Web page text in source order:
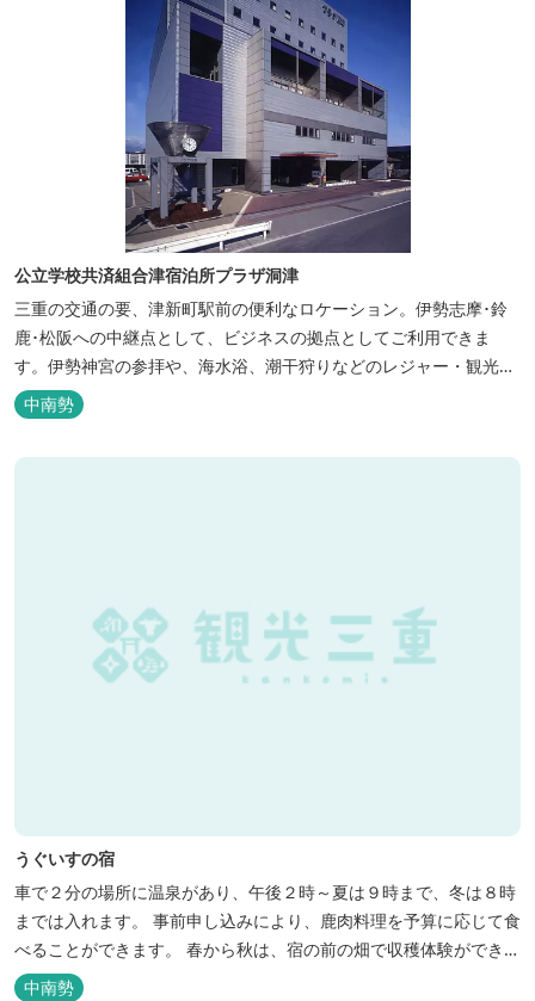
公立学校共済組合津宿泊所プラザ洞津
三重の交通の要、津新町駅前の便利なロケーション。伊勢志摩･鈴
鹿･松阪への中継点として、ビジネスの拠点としてご利用できま
す。伊勢神宮の参拝や、海水浴、潮干狩りなどのレジャー・観光に
も最適です。
中南勢
うぐいすの宿
車で２分の場所に温泉があり、午後２時～夏は９時まで、冬は８時
までは入れます。 事前申し込みにより、鹿肉料理を予算に応じて食
べることができます。 春から秋は、宿の前の畑で収穫体験ができ、
その野菜で夕食もできます。
中南勢